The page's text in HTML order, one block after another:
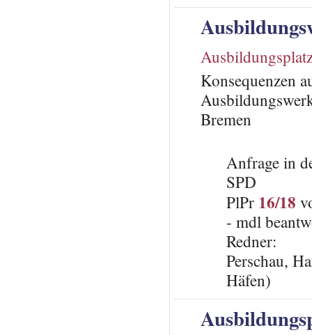
Konsequenzen
Bremen
Anfrage in
SPD
PlPr 16/18
- mdl
Redner:
Perschau,
Häfen)